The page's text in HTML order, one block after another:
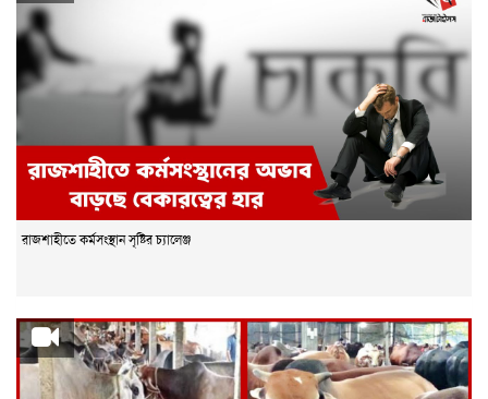
রাজশাহীতে কর্মসংস্থান সৃষ্টির চ্যালেঞ্জ